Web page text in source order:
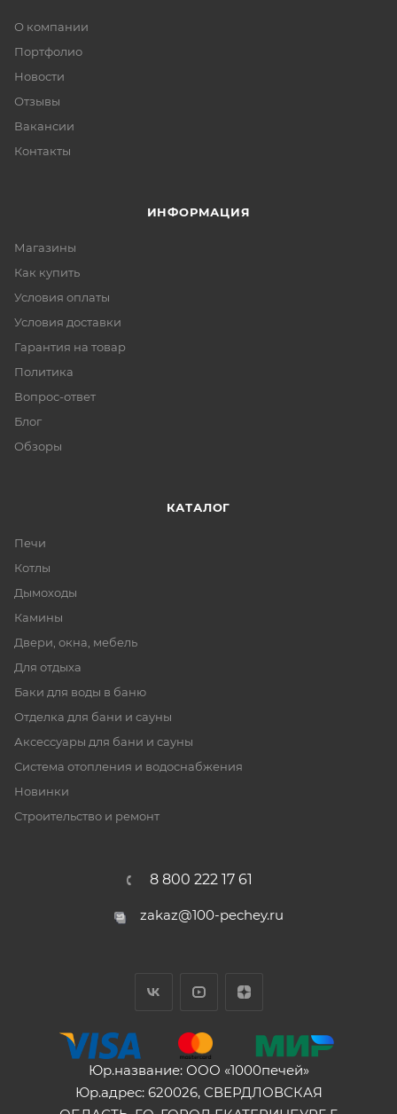
О компании
Портфолио
Новости
Отзывы
Вакансии
Контакты
ИНФОРМАЦИЯ
Магазины
Как купить
Условия оплаты
Условия доставки
Гарантия на товар
Политика
Вопрос-ответ
Блог
Обзоры
КАТАЛОГ
Печи
Котлы
Дымоходы
Камины
Двери, окна, мебель
Для отдыха
Баки для воды в баню
Отделка для бани и сауны
Аксессуары для бани и сауны
Система отопления и водоснабжения
Новинки
Строительство и ремонт
8 800 222 17 61
zakaz@100-pechey.ru
Юр.название: ООО «1000печей»
Юр.адрес: 620026, СВЕРДЛОВСКАЯ